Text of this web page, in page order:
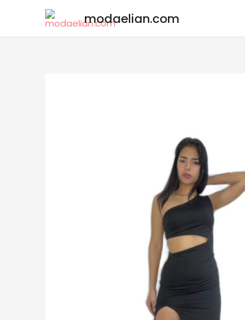
modaelian.com